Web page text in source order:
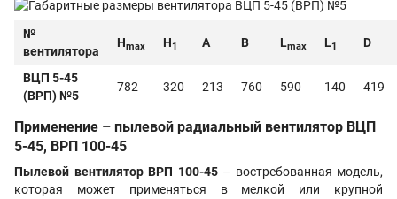
№
вентилятора
Hmax H1 А В Lmax L1 D
ВЦП 5-45
(ВРП) №5
782 320 213 760 590 140 419
Применение – пылевой радиальный вентилятор ВЦП
5-45, ВРП 100-45
Пылевой вентилятор ВРП 100-45– востребованная модель,
которая может применяться в мелкой или крупной